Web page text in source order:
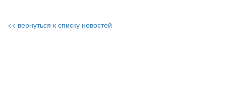
<< вернуться к списку новостей